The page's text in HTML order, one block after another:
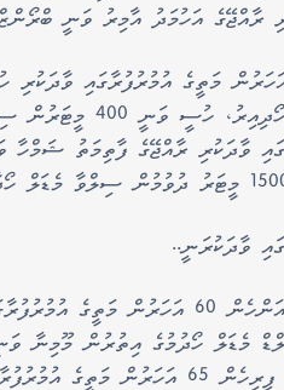
ރާއްޖޭގެ އަހުމަދު އާމިރު ވަނީ